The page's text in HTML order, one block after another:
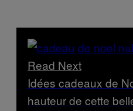
Read Next
Idées cadeaux de
hauteur de cette